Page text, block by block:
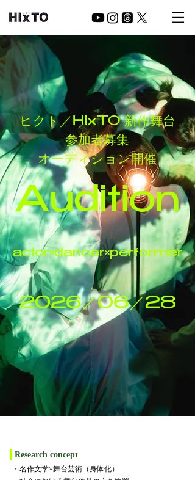
​ヒクト／HIxTO 新作舞台
参加者募集
オーディション開催
Audition
actor×dancer×performer
2026／06／28
​Research concept
・名作文学×舞台芸術（身体化）